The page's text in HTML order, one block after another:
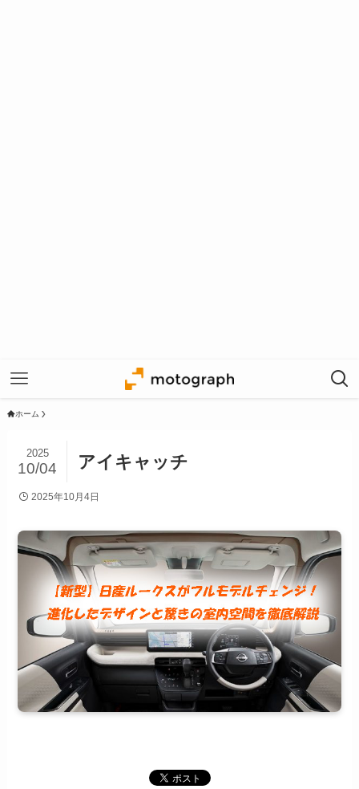
ホーム
アイキャッチ
2025
10/04
2025年10月4日